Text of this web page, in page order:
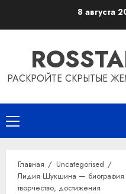
8 августа
РАСКРОЙТЕ СКРЫТЫЕ
Основное
меню
Главная
Uncategorised
Лидия Шукшина — биография
творчество, достижения